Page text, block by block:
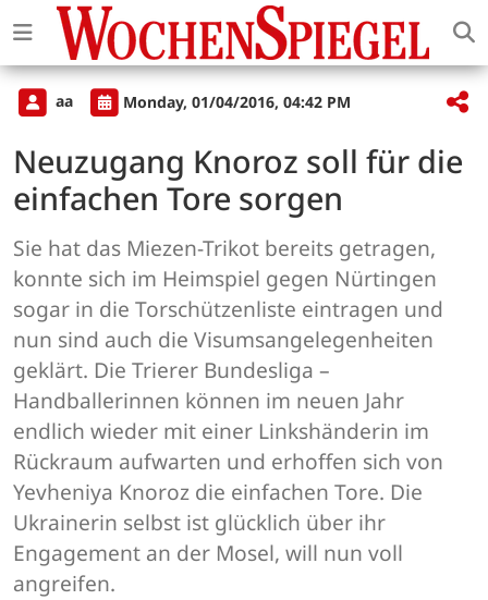
aa Monday, 01/04/2016, 04:42 PM
Neuzugang Knoroz soll für die
einfachen Tore sorgen
Sie hat das Miezen-Trikot bereits getragen,
konnte sich im Heimspiel gegen Nürtingen
sogar in die Torschützenliste eintragen und
nun sind auch die Visumsangelegenheiten
geklärt. Die Trierer Bundesliga –
Handballerinnen können im neuen Jahr
endlich wieder mit einer Linkshänderin im
Rückraum aufwarten und erhoffen sich von
Yevheniya Knoroz die einfachen Tore. Die
Ukrainerin selbst ist glücklich über ihr
Engagement an der Mosel, will nun voll
angreifen.